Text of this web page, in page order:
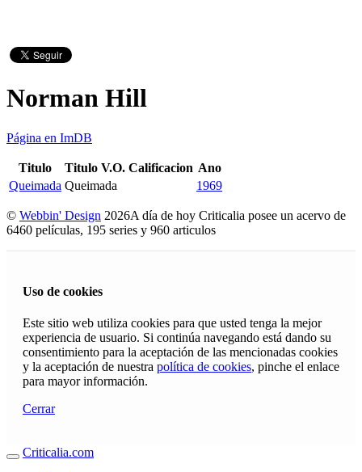
Norman Hill
Página en ImDB
Titulo Titulo V.O. Calificacion Ano
Queimada Queimada 1969
© Webbin' Design 2026A día de hoy Criticalia posee un acervo de
6460 películas, 195 series y 960 articulos
Uso de cookies
Este sitio web utiliza cookies para que usted tenga la mejor
experiencia de usuario. Si continúa navegando está dando su
consentimiento para la aceptación de las mencionadas cookies
y la aceptación de nuestra política de cookies, pinche el enlace
para mayor información.
Cerrar
Criticalia.com